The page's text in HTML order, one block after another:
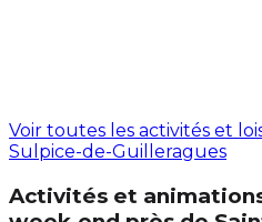
Voir toutes les activités et
Sulpice-de-Guilleragues
Activités et